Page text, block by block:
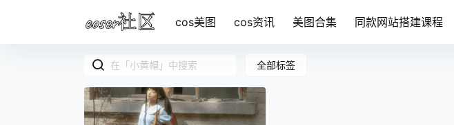
cos美图 cos资讯 美图合集 同款网站搭建课程
全部标签